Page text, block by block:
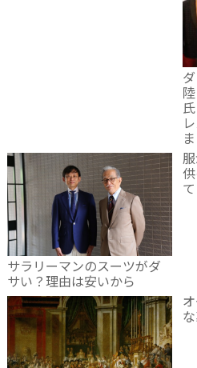
サラリーマンのスーツがダ
サい？理由は安いから